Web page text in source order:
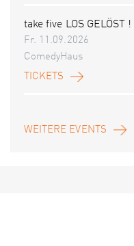
take five LOS GELÖST !
Fr. 11.09.2026
ComedyHaus
TICKETS
WEITERE EVENTS